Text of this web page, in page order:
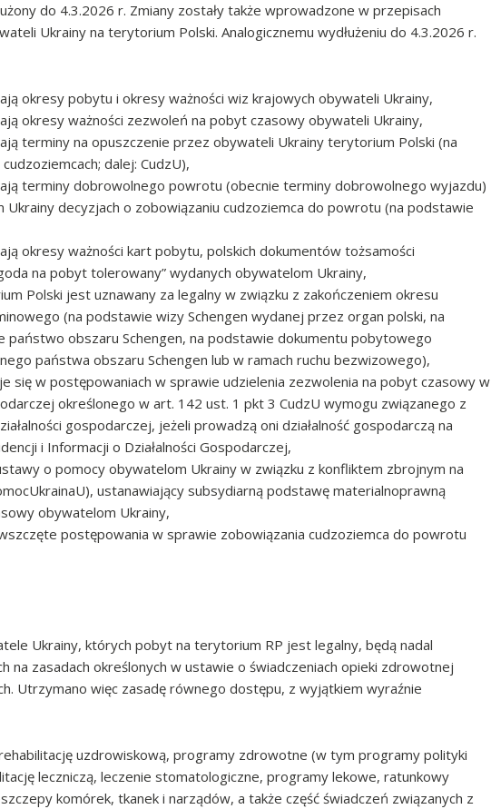
do 4.3.2026 r. Zmiany zostały także wprowadzone w przepisach
Ukrainy na terytorium Polski. Analogicznemu wydłużeniu do 4.3.2026 r.
okresy pobytu i okresy ważności wiz krajowych obywateli Ukrainy,
okresy ważności zezwoleń na pobyt czasowy obywateli Ukrainy,
terminy na opuszczenie przez obywateli Ukrainy terytorium Polski (na
dalej: CudzU),
terminy dobrowolnego powrotu (obecnie terminy dobrowolnego wyjazdu)
decyzjach o zobowiązaniu cudzoziemca do powrotu (na podstawie
okresy ważności kart pobytu, polskich dokumentów tożsamości
na pobyt tolerowany” wydanych obywatelom Ukrainy,
Polski jest uznawany za legalny w związku z zakończeniem okresu
(na podstawie wizy Schengen wydanej przez organ polski, na
obszaru Schengen, na podstawie dokumentu pobytowego
państwa obszaru Schengen lub w ramach ruchu bezwizowego),
się w postępowaniach w sprawie udzielenia zezwolenia na pobyt czasowy w
określonego w art. 142 ust. 1 pkt 3 CudzU wymogu związanego z
gospodarczej, jeżeli prowadzą oni działalność gospodarczą na
i Informacji o Działalności Gospodarczej,
o pomocy obywatelom Ukrainy w związku z konfliktem zbrojnym na
ustanawiający subsydiarną podstawę materialnoprawną
obywatelom Ukrainy,
postępowania w sprawie zobowiązania cudzoziemca do powrotu
Ukrainy, których pobyt na terytorium RP jest legalny, będą nadal
na zasadach określonych w ustawie o świadczeniach opieki zdrowotnej
Utrzymano więc zasadę równego dostępu, z wyjątkiem wyraźnie
rehabilitację uzdrowiskową, programy zdrowotne (w tym programy polityki
leczniczą, leczenie stomatologiczne, programy lekowe, ratunkowy
komórek, tkanek i narządów, a także część świadczeń związanych z